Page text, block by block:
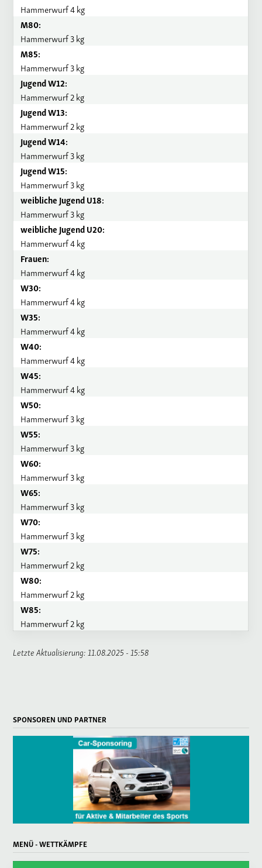
Hammerwurf 4 kg
M80:
Hammerwurf 3 kg
M85:
Hammerwurf 3 kg
Jugend W12:
Hammerwurf 2 kg
Jugend W13:
Hammerwurf 2 kg
Jugend W14:
Hammerwurf 3 kg
Jugend W15:
Hammerwurf 3 kg
weibliche Jugend U18:
Hammerwurf 3 kg
weibliche Jugend U20:
Hammerwurf 4 kg
Frauen:
Hammerwurf 4 kg
W30:
Hammerwurf 4 kg
W35:
Hammerwurf 4 kg
W40:
Hammerwurf 4 kg
W45:
Hammerwurf 4 kg
W50:
Hammerwurf 3 kg
W55:
Hammerwurf 3 kg
W60:
Hammerwurf 3 kg
W65:
Hammerwurf 3 kg
W70:
Hammerwurf 3 kg
W75:
Hammerwurf 2 kg
W80:
Hammerwurf 2 kg
W85:
Hammerwurf 2 kg
Letzte Aktualisierung: 11.08.2025 - 15:58
SPONSOREN UND PARTNER
MENÜ - WETTKÄMPFE